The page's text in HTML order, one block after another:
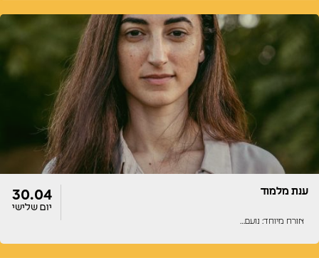
דלתות
22:00
הופעה
22:00
ענת מלמוד
אורח מיוחד: נועם…
30.04
יום שלישי